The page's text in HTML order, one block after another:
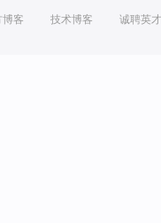
博客 技术博客 诚聘英才